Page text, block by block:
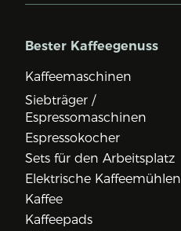
Bester Kaffeegenuss
Kaffeemaschinen
Siebträger /
Espressomaschinen
Espressokocher
Sets für den Arbeitsplatz
Elektrische Kaffeemühlen
Kaffee
Kaffeepads